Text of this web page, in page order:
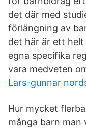
det där med
förlängning av
det här är ett
egna specifika
vara medveten
Lars-gunnar
Hur mycket
många barn man